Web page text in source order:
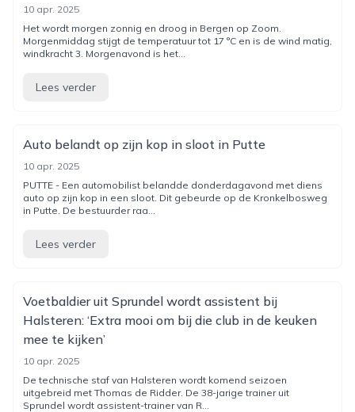
10 apr. 2025
Het wordt morgen zonnig en droog in Bergen op Zoom.
Morgenmiddag stijgt de temperatuur tot 17 °C en is de wind matig,
windkracht 3. Morgenavond is het...
Lees verder
Auto belandt op zijn kop in sloot in Putte
10 apr. 2025
PUTTE - Een automobilist belandde donderdagavond met diens
auto op zijn kop in een sloot. Dit gebeurde op de Kronkelbosweg
in Putte. De bestuurder raa...
Lees verder
Voetbaldier uit Sprundel wordt assistent bij
Halsteren: ‘Extra mooi om bij die club in de keuken
mee te kijken’
10 apr. 2025
De technische staf van Halsteren wordt komend seizoen
uitgebreid met Thomas de Ridder. De 38-jarige trainer uit
Sprundel wordt assistent-trainer van R...